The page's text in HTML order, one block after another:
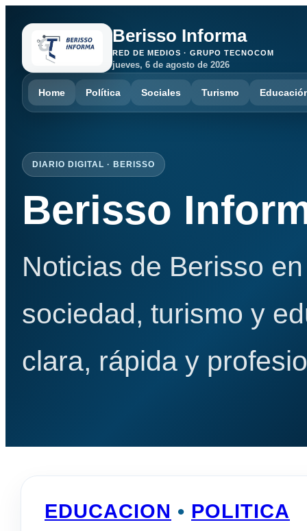
Berisso Informa
RED DE MEDIOS · GRUPO TECNOCOM
jueves, 6 de agosto de 2026
Home Política Sociales Turismo
DIARIO DIGITAL · BERISSO
Berisso
Noticias de Berisso
sociedad, turismo y
clara, rápida y
EDUCACION • POLITICA